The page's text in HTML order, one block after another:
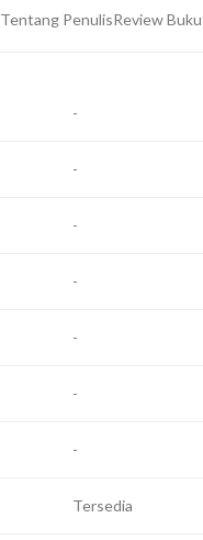
Tentang PenulisReview Buku
-
-
-
-
-
-
-
Tersedia